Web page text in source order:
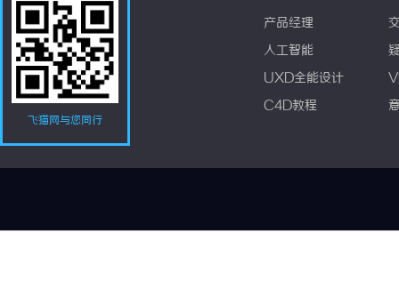
飞猫网与您同行
产品经理
人工智能
UXD全能设计
C4D教程